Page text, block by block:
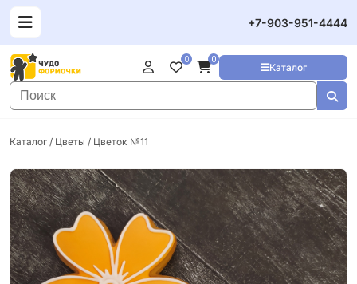
+7-903-951-4444
Каталог
0 0
Каталог / Цветы / Цветок №11